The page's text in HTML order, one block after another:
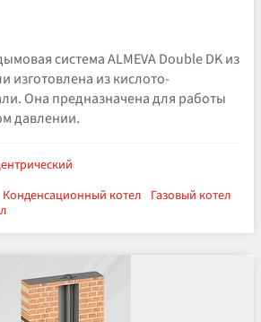
система ALMEVA Double DK из
изготовлена из кислото-
Она предназначена для работы
давлении.
Конденсационный котел Газовый котел